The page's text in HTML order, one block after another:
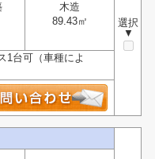
選択
▼
木造
89.43㎡
1台可（車種によ